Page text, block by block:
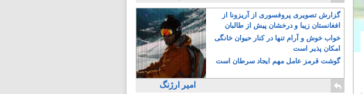
گزارش تصویری پروفسوری از آریزونا از
افغانستان زیبا و درخشان پیش از طالبان
خواب خوش و آرام تنها در کنار حیوان خانگی
امکان پذیر است
گوشت قرمز عامل مهم ایجاد سرطان است
امیر ارژنگ